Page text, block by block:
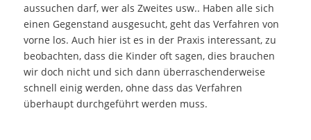
aussuchen darf, wer als Zweites usw.. Haben alle sich
einen Gegenstand ausgesucht, geht das Verfahren von
vorne los. Auch hier ist es in der Praxis interessant, zu
beobachten, dass die Kinder oft sagen, dies brauchen
wir doch nicht und sich dann überraschenderweise
schnell einig werden, ohne dass das Verfahren
überhaupt durchgeführt werden muss.